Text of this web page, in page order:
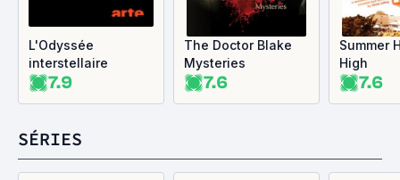
L'Odyssée
interstellaire
7.9
The Doctor Blake
Mysteries
7.6
Summer
High
7.6
SÉRIES